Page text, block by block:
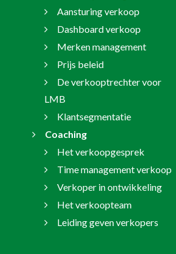
Aansturing verkoop
Dashboard verkoop
Merken management
Prijs beleid
De verkooptrechter voor
LMB
Klantsegmentatie
Coaching
Het verkoopgesprek
Time management verkoop
Verkoper in ontwikkeling
Het verkoopteam
Leiding geven verkopers